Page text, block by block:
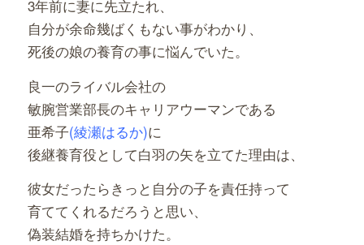
3年前に妻に先立たれ、
自分が余命幾ばくもない事がわかり、
死後の娘の養育の事に悩んでいた。
良一のライバル会社の
敏腕営業部長のキャリアウーマンである
亜希子(綾瀬はるか)に
後継養育役として白羽の矢を立てた理由は、
彼女だったらきっと自分の子を責任持って
育ててくれるだろうと思い、
偽装結婚を持ちかけた。